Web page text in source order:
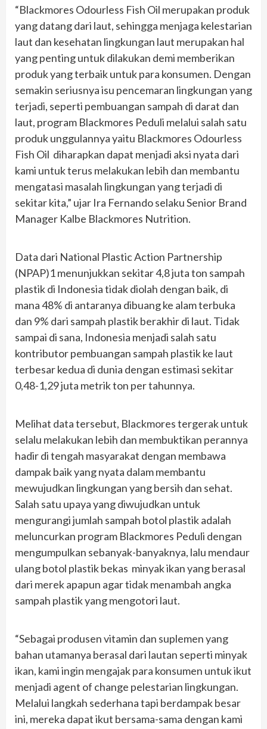
“Blackmores Odourless Fish Oil merupakan produk
yang datang dari laut, sehingga menjaga kelestarian
laut dan kesehatan lingkungan laut merupakan hal
yang penting untuk dilakukan demi memberikan
produk yang terbaik untuk para konsumen. Dengan
semakin seriusnya isu pencemaran lingkungan yang
terjadi, seperti pembuangan sampah di darat dan
laut, program Blackmores Peduli melalui salah satu
produk unggulannya yaitu Blackmores Odourless
Fish Oil diharapkan dapat menjadi aksi nyata dari
kami untuk terus melakukan lebih dan membantu
mengatasi masalah lingkungan yang terjadi di
sekitar kita,” ujar Ira Fernando selaku Senior Brand
Manager Kalbe Blackmores Nutrition.
Data dari National Plastic Action Partnership
(NPAP)1 menunjukkan sekitar 4,8 juta ton sampah
plastik di Indonesia tidak diolah dengan baik, di
mana 48% di antaranya dibuang ke alam terbuka
dan 9% dari sampah plastik berakhir di laut. Tidak
sampai di sana, Indonesia menjadi salah satu
kontributor pembuangan sampah plastik ke laut
terbesar kedua di dunia dengan estimasi sekitar
0,48-1,29 juta metrik ton per tahunnya.
Melihat data tersebut, Blackmores tergerak untuk
selalu melakukan lebih dan membuktikan perannya
hadir di tengah masyarakat dengan membawa
dampak baik yang nyata dalam membantu
mewujudkan lingkungan yang bersih dan sehat.
Salah satu upaya yang diwujudkan untuk
mengurangi jumlah sampah botol plastik adalah
meluncurkan program Blackmores Peduli dengan
mengumpulkan sebanyak-banyaknya, lalu mendaur
ulang botol plastik bekas minyak ikan yang berasal
dari merek apapun agar tidak menambah angka
sampah plastik yang mengotori laut.
“Sebagai produsen vitamin dan suplemen yang
bahan utamanya berasal dari lautan seperti minyak
ikan, kami ingin mengajak para konsumen untuk ikut
menjadi agent of change pelestarian lingkungan.
Melalui langkah sederhana tapi berdampak besar
ini, mereka dapat ikut bersama-sama dengan kami